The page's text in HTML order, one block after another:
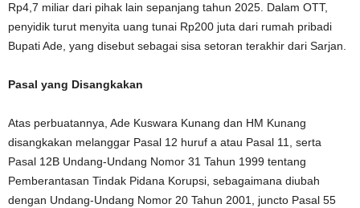
Rp4,7 miliar dari pihak lain sepanjang tahun 2025. Dalam OTT,
penyidik turut menyita uang tunai Rp200 juta dari rumah pribadi
Bupati Ade, yang disebut sebagai sisa setoran terakhir dari Sarjan.
Pasal yang Disangkakan
Atas perbuatannya, Ade Kuswara Kunang dan HM Kunang
disangkakan melanggar Pasal 12 huruf a atau Pasal 11, serta
Pasal 12B Undang-Undang Nomor 31 Tahun 1999 tentang
Pemberantasan Tindak Pidana Korupsi, sebagaimana diubah
dengan Undang-Undang Nomor 20 Tahun 2001, juncto Pasal 55